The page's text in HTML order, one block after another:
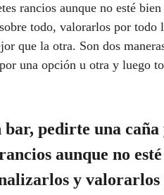
rancios aunque no esté
todo, valorarlos por todo
que la otra. Son dos
una opción u otra y luego
bar, pedirte una
aunque no
y valorarlos